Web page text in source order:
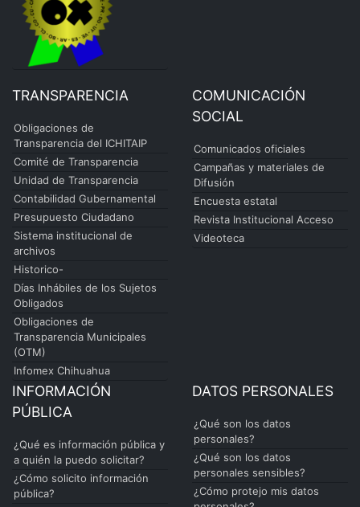
TRANSPARENCIA
Obligaciones de
Transparencia del ICHITAIP
Comité de Transparencia
Unidad de Transparencia
Contabilidad Gubernamental
Presupuesto Ciudadano
Sistema institucional de
archivos
Historico-
Días Inhábiles de los Sujetos
Obligados
Obligaciones de
Transparencia Municipales
(OTM)
Infomex Chihuahua
COMUNICACIÓN
SOCIAL
Comunicados oficiales
Campañas y materiales de
Difusión
Encuesta estatal
Revista Institucional Acceso
Videoteca
INFORMACIÓN
PÚBLICA
¿Qué es información pública y
a quién la puedo solicitar?
¿Cómo solicito información
pública?
DATOS PERSONALES
¿Qué son los datos
personales?
¿Qué son los datos
personales sensibles?
¿Cómo protejo mis datos